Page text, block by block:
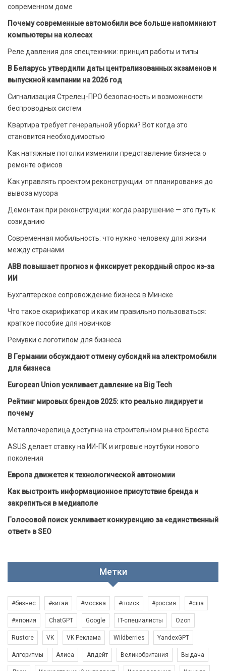
современном доме
Почему современные автомобили все больше напоминают
компьютеры на колесах
Реле давления для спецтехники: принцип работы и типы
В Беларусь утвердили даты централизованных экзаменов и
выпускной кампании на 2026 год
Сигнализация Стрелец-ПРО безопасность и возможности
беспроводных систем
Квартира требует генеральной уборки? Вот когда это
становится необходимостью
Как натяжные потолки изменили представление бизнеса о
ремонте офисов
Как управлять проектом реконструкции: от планирования до
вывоза мусора
Демонтаж при реконструкции: когда разрушение — это путь к
созиданию
Современная мобильность: что нужно человеку для жизни
между странами
ABB повышает прогноз и фиксирует рекордный спрос из-за
ИИ
Бухгалтерское сопровождение бизнеса в Минске
Что такое скарификатор и как им правильно пользоваться:
краткое пособие для новичков
Ремувки с логотипом для бизнеса
В Германии обсуждают отмену субсидий на электромобили
для бизнеса
European Union усиливает давление на Big Tech
Рейтинг мировых брендов 2025: кто реально лидирует и
почему
Металлочерепица доступна на строительном рынке Бреста
ASUS делает ставку на ИИ-ПК и игровые ноутбуки нового
поколения
Европа движется к технологической автономии
Как выстроить информационное присутствие бренда и
закрепиться в медиаполе
Голосовой поиск усиливает конкуренцию за «единственный
ответ» в SEO
Метки
#бизнес #китай #москва #поиск #россия #сша
#япония ChatGPT Google IT-специалисты Ozon
Rustore VK VK Реклама Wildberries YandexGPT
Алгоритмы Алиса Апдейт Великобритания Выдача